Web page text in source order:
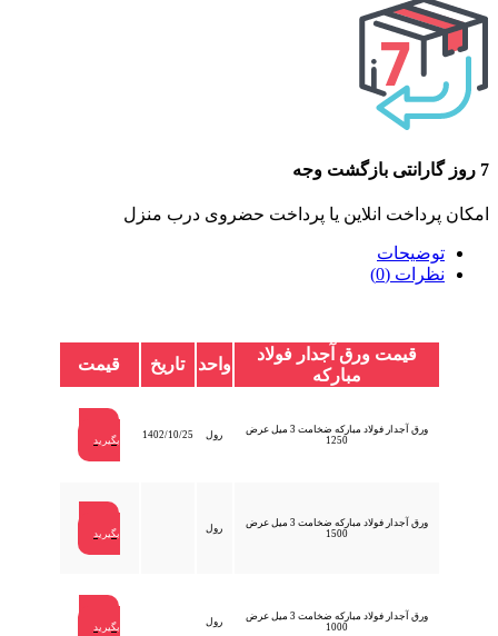
7 روز گارانتی بازگشت وجه
امکان پرداخت انلاین یا پرداخت حضروی درب منزل
توضیحات
نظرات (0)
قیمت ورق آجدار فولاد
مبارکه
واحد تاریخ قیمت
ورق آجدار فولاد مبارکه ضخامت 3 میل عرض
1250
رول 1402/10/25
بگیرید
ورق آجدار فولاد مبارکه ضخامت 3 میل عرض
1500
رول
بگیرید
ورق آجدار فولاد مبارکه ضخامت 3 میل عرض
1000
رول
بگیرید